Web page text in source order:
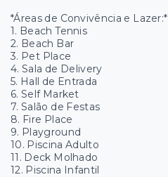
*Áreas de Convivência e Lazer:*
1. Beach Tennis
2. Beach Bar
3. Pet Place
4. Sala de Delivery
5. Hall de Entrada
6. Self Market
7. Salão de Festas
8. Fire Place
9. Playground
10. Piscina Adulto
11. Deck Molhado
12. Piscina Infantil